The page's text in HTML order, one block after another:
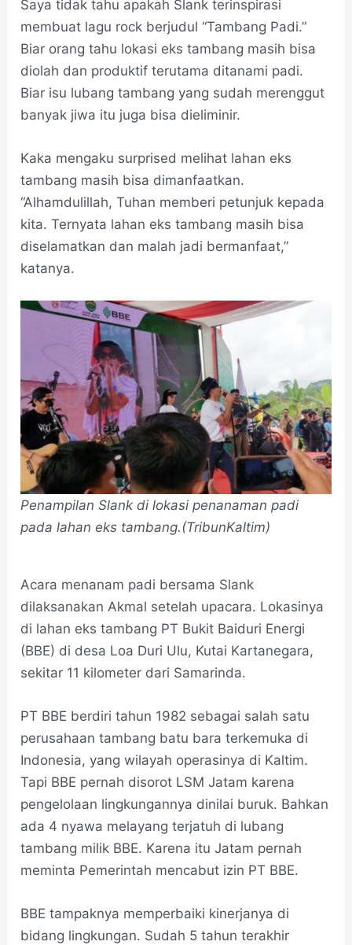
Saya tidak tahu apakah Slank terinspirasi
membuat lagu rock berjudul “Tambang Padi.”
Biar orang tahu lokasi eks tambang masih bisa
diolah dan produktif terutama ditanami padi.
Biar isu lubang tambang yang sudah merenggut
banyak jiwa itu juga bisa dieliminir.
Kaka mengaku surprised melihat lahan eks
tambang masih bisa dimanfaatkan.
“Alhamdulillah, Tuhan memberi petunjuk kepada
kita. Ternyata lahan eks tambang masih bisa
diselamatkan dan malah jadi bermanfaat,”
katanya.
Penampilan Slank di lokasi penanaman padi
pada lahan eks tambang.(TribunKaltim)
Acara menanam padi bersama Slank
dilaksanakan Akmal setelah upacara. Lokasinya
di lahan eks tambang PT Bukit Baiduri Energi
(BBE) di desa Loa Duri Ulu, Kutai Kartanegara,
sekitar 11 kilometer dari Samarinda.
PT BBE berdiri tahun 1982 sebagai salah satu
perusahaan tambang batu bara terkemuka di
Indonesia, yang wilayah operasinya di Kaltim.
Tapi BBE pernah disorot LSM Jatam karena
pengelolaan lingkungannya dinilai buruk. Bahkan
ada 4 nyawa melayang terjatuh di lubang
tambang milik BBE. Karena itu Jatam pernah
meminta Pemerintah mencabut izin PT BBE.
BBE tampaknya memperbaiki kinerjanya di
bidang lingkungan. Sudah 5 tahun terakhir